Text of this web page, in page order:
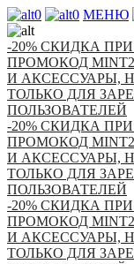
0 0 МЕНЮ
-20% СКИДКА
ПРОМОКОД
И АКСЕССУАРЫ,
ТОЛЬКО ДЛЯ
ПОЛЬЗОВАТЕЛЕЙ
-20% СКИДКА
ПРОМОКОД
И АКСЕССУАРЫ,
ТОЛЬКО ДЛЯ
ПОЛЬЗОВАТЕЛЕЙ
-20% СКИДКА
ПРОМОКОД
И АКСЕССУАРЫ,
ТОЛЬКО ДЛЯ